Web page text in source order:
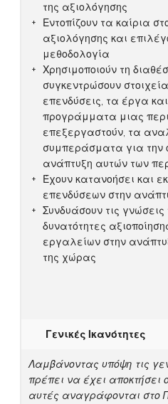
της αξιολόγησης
Εντοπίζουν τα καίρια
αξιολόγησης και
μεθοδολογία
Χρησιμοποιούν τη
συγκεντρώσουν
επενδύσεις, τα έργα
προγράμματα μιας
επεξεργαστούν, τα
συμπεράσματα για την
ανάπτυξη αυτών των
Έχουν κατανοήσει και
επενδύσεων στην
Συνδυάσουν τις γνώσεις
δυνατότητες
εργαλείων στην
της χώρας
Γενικές Ικανότητες
Λαμβάνοντας υπόψη τις
πρέπει να έχει αποκτήσει
αυτές αναγράφονται στο